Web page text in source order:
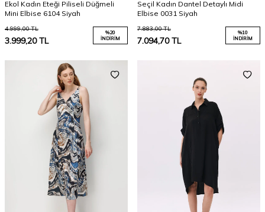
Ekol Kadın Eteği Piliseli Düğmeli
Mini Elbise 6104 Siyah
4.999,00TL
3.999,20TL
%20
İNDIRIM
Seçil Kadın Dantel Detaylı Midi
Elbise 0031 Siyah
7.883,00TL
7.094,70TL
%10
İNDIRIM